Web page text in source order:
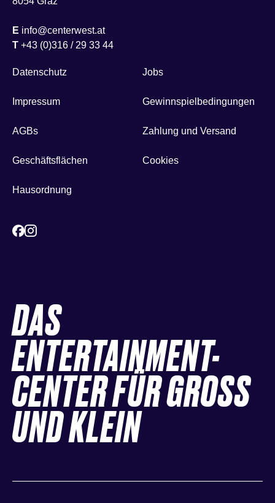
E info@centerwest.at
T +43 (0)316 / 29 33 44
Datenschutz
Impressum
AGBs
Geschäftsflächen
Hausordnung
Jobs
Gewinnspielbedingungen
Zahlung und Versand
Cookies
DAS
ENTERTAINMENT-
CENTER FÜR GROSS
UND KLEIN